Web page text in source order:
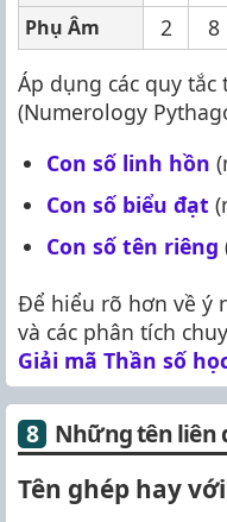
Phụ Âm 2 8
Áp dụng các quy
(Numerology
Con số linh hồn
Con số biểu đạt
Con số tên riêng
Để hiểu rõ hơn về ý
và các phân tích
Giải mã Thần số
Những tên liên
Tên ghép hay